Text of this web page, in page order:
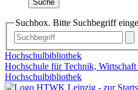
Suche
Suchbox. Bitte Suchbegriff
Hochschulbibliothek
Hochschule für Technik,
Hochschulbibliothek